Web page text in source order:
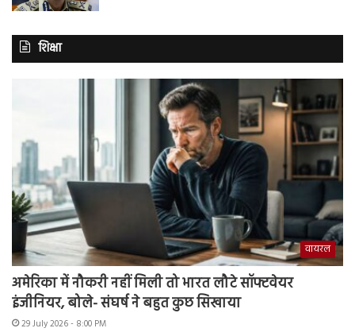
शिक्षा
वायरल
अमेरिका में नौकरी नहीं मिली तो भारत लौटे सॉफ्टवेयर
इंजीनियर, बोले- संघर्ष ने बहुत कुछ सिखाया
29 July 2026 - 8:00 PM